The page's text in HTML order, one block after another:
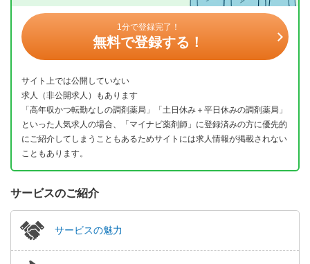
1分で登録完了！
無料で登録する！
サイト上では公開していない
求人（非公開求人）もあります
「高年収かつ転勤なしの調剤薬局」「土日休み＋平日休みの調剤薬局」
といった人気求人の場合、「マイナビ薬剤師」に登録済みの方に優先的
にご紹介してしまうこともあるためサイトには求人情報が掲載されない
こともあります。
サービスのご紹介
サービスの魅力